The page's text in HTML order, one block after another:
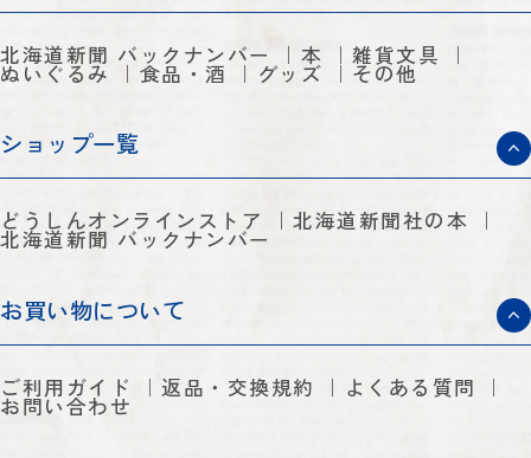
北海道新聞 バックナンバー 本 雑貨文具
ぬいぐるみ 食品・酒 グッズ その他
ショップ一覧
どうしんオンラインストア 北海道新聞社の本
北海道新聞 バックナンバー
お買い物について
ご利用ガイド 返品・交換規約 よくある質問
お問い合わせ